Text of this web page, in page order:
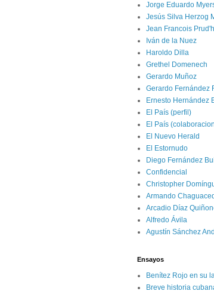
Jorge Eduardo
Jesús Silva Herzog
Jean Francois
Iván de la Nuez
Haroldo Dilla
Grethel Domenech
Gerardo Muñoz
Gerardo Fernández
Ernesto Hernández
El País (perfil)
El País
El Nuevo Herald
El Estornudo
Diego Fernández
Confidencial
Christopher
Armando
Arcadio Díaz
Alfredo Ávila
Agustín Sánchez
Ensayos
Benítez Rojo en su
Breve historia